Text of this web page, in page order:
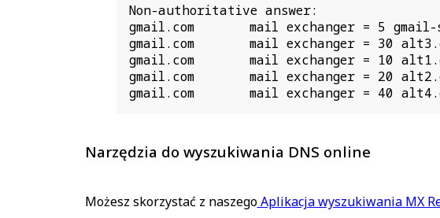
Non-authoritative answer:
gmail.com       mail exchanger = 5 gmail-
gmail.com       mail exchanger = 30
gmail.com       mail exchanger = 10
gmail.com       mail exchanger = 20
gmail.com       mail exchanger = 40
Narzędzia do wyszukiwania DNS online
Możesz skorzystać z naszegoAplikacja wyszukiwania MX